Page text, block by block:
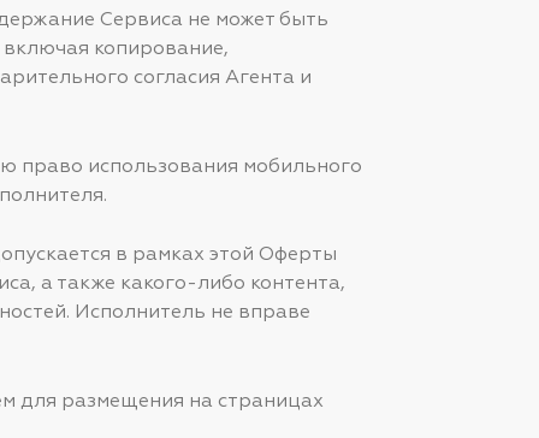
Сервиса не может быть
копирование,
согласия Агента и
право использования мобильного
в рамках этой Оферты
а также какого-либо контента,
Исполнитель не вправе
для размещения на страницах